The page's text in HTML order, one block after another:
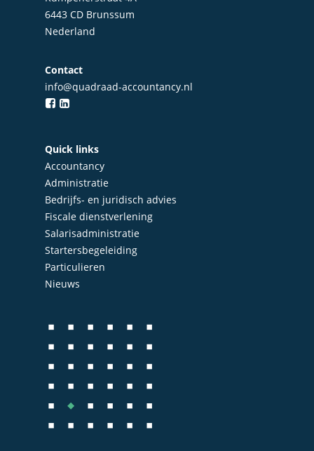
6443 CD Brunssum
Nederland
Contact
info@quadraad-accountancy.nl
Quick links
Accountancy
Administratie
Bedrijfs- en juridisch advies
Fiscale dienstverlening
Salarisadministratie
Startersbegeleiding
Particulieren
Nieuws